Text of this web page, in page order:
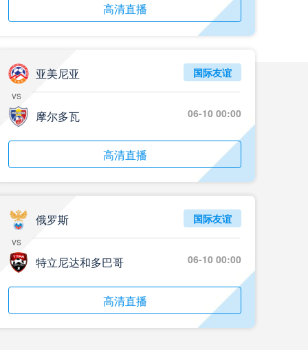
高清直播
亚美尼亚
vs
摩尔多瓦
国际友谊
06-10 00:00
高清直播
俄罗斯
vs
特立尼达和多巴哥
国际友谊
06-10 00:00
高清直播